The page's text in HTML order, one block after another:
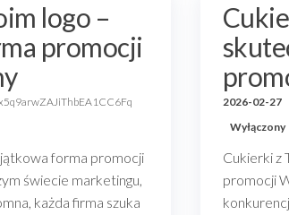
logo –
promocji
forma promocji
świecie marketingu,
każda firma szuka
2026-02-27
Wyłączony
Cukierki z
promocji